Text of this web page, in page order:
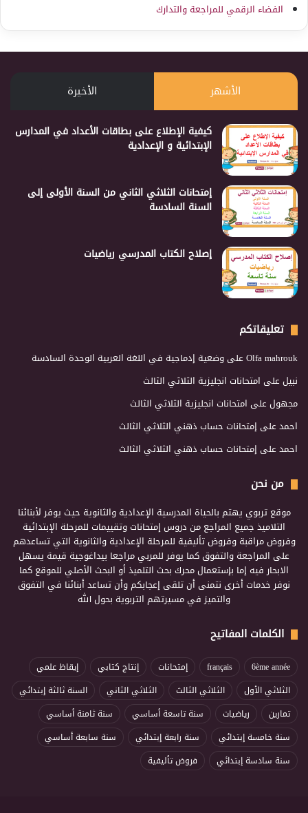
الفضاء الرقمي للمراجعة والتدارك
الأشهر الأخيرة
كيفية الإطلاع على بطاقات الأعداد في المدارس
الإبتدائية و الإعدادية
إمتحانات الثلاثي الثاني من السنة الأولى إلى
السنة السادسة
إصلاح الكتاب المدرسي رياضيات
تعليقاتكم
Olfa mahroukعلى وضعية إدماجية في اللغة العربية الوحدة السادسة
نبيلعلى امتحانات انجليزية الثلاثي الثالث
مجهولعلى امتحانات انجليزية الثلاثي الثالث
احمدعلى إمتحانات حساب ذهني الثلاثي الثالث
احمدعلى إمتحانات حساب ذهني الثلاثي الثالث
من نحن
موقع تربوي يهتم بالحياة المدرسية الإعدادية والثانوية حيث يوفر لأبنائنا
التلاميذ جميع المراجع من دروس إمتحانات وتقييمات للمرحلة الإبتدائية
وفروض مراقبة وفروض تأليفية للمرحلة الإعدادية والثانوية التي تساعدهم
على المراجعة والتفوق كما يوفر للمربي مراجعا بيداغوجية قيمة يسهل
الابحار فيه إما بإستعمال محرك بحث التلميذ أو البحث الأصلي للموقع كما
نوفر خدمات أخرى نتمنى أن تلقى إعجابكم وأن تساعد أبنائنا في التفوق
والتميز في مسيرتهم التربوية بحول الله
الكلمات المفاتيح
6ème année
français إمتحانات إنتاج كتابي
إيقاظ علمي
الثلاثي الأول
الثلاثي الثالث الثلاثي الثاني
السنة ثالثة إبتدائي
تمارين
رياضيات سنة تاسعة أساسي
سنة ثامنة أساسي
سنة خامسة إبتدائي
سنة رابعة إبتدائي
سنة سابعة أساسي
سنة سادسة إبتدائي
فروض تأليفية